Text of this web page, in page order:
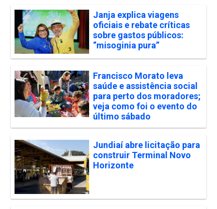
Janja explica viagens
oficiais e rebate críticas
sobre gastos públicos:
“misoginia pura”
Francisco Morato leva
saúde e assistência social
para perto dos moradores;
veja como foi o evento do
último sábado
Jundiaí abre licitação para
construir Terminal Novo
Horizonte